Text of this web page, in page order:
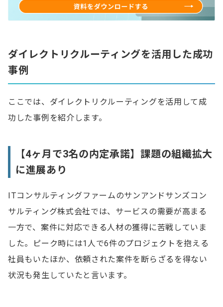
ダイレクトリクルーティングを活用した成功
事例
ここでは、ダイレクトリクルーティングを活用して成
功した事例を紹介します。
【4ヶ月で3名の内定承諾】課題の組織拡大
に進展あり
ITコンサルティングファームのサンアンドサンズコン
サルティング株式会社では、サービスの需要が高まる
一方で、案件に対応できる人材の獲得に苦戦していま
した。ピーク時には1人で6件のプロジェクトを抱える
社員もいたほか、依頼された案件を断らざるを得ない
状況も発生していたと言います。